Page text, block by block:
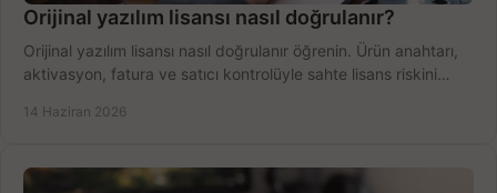
Orijinal yazılım lisansı nasıl doğrulanır?
Orijinal yazılım lisansı nasıl doğrulanır öğrenin. Ürün anahtarı,
aktivasyon, fatura ve satıcı kontrolüyle sahte lisans riskini
14 Haziran 2026